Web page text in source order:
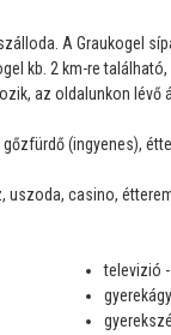
A Graukogel
kb. 2 km-re
az oldalunkon lévő
(ingyenes),
uszoda, casino,
televizió